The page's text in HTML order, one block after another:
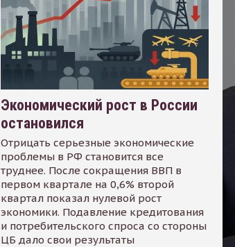
Экономический рост в России
остановился
Отрицать серьезные экономические
проблемы в РФ становится все
труднее. После сокращения ВВП в
первом квартале на 0,6% второй
квартал показал нулевой рост
экономики. Подавление кредитования
и потребительского спроса со стороны
ЦБ дало свои результаты